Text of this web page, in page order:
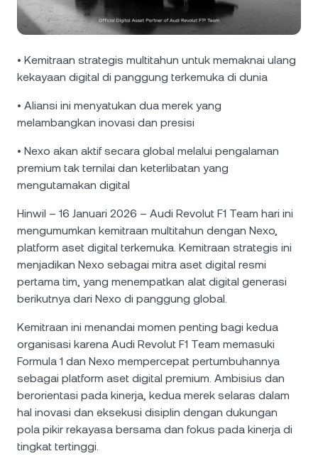
Futures
Nexo Card
Klien Privat
Program Loyalitas
USD Coin USDC
Polkadot DOT
EURC 0,08%
Jelajahi semua aset
Berita & Wawasan
Akademi Kekayaan
• Kemitraan strategis multitahun untuk memaknai ulang
kekayaan digital di panggung terkemuka di dunia
• Aliansi ini menyatukan dua merek yang
melambangkan inovasi dan presisi
• Nexo akan aktif secara global melalui pengalaman
premium tak ternilai dan keterlibatan yang
mengutamakan digital
Hinwil – 16 Januari 2026 – Audi Revolut F1 Team hari ini
mengumumkan kemitraan multitahun dengan Nexo,
platform aset digital terkemuka. Kemitraan strategis ini
menjadikan Nexo sebagai mitra aset digital resmi
pertama tim, yang menempatkan alat digital generasi
berikutnya dari Nexo di panggung global.
Kemitraan ini menandai momen penting bagi kedua
organisasi karena Audi Revolut F1 Team memasuki
Formula 1 dan Nexo mempercepat pertumbuhannya
sebagai platform aset digital premium. Ambisius dan
berorientasi pada kinerja, kedua merek selaras dalam
hal inovasi dan eksekusi disiplin dengan dukungan
pola pikir rekayasa bersama dan fokus pada kinerja di
tingkat tertinggi.